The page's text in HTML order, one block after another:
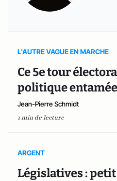
L'AUTRE VAGUE EN MARCHE
Ce 5e tour
politique
Jean-Pierre Schmidt
1 min de lecture
ARGENT
Législatives :